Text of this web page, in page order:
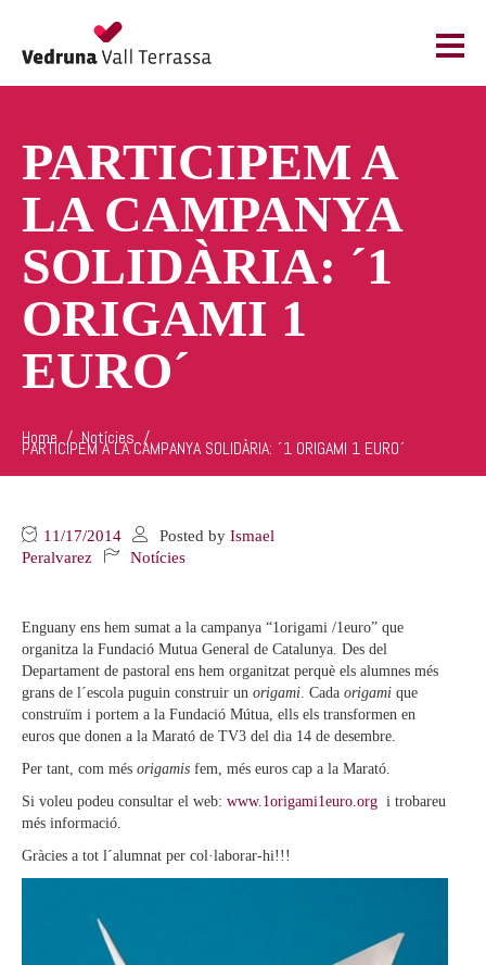
PARTICIPEM A
LA CAMPANYA
SOLIDÀRIA: ´1
ORIGAMI 1
EURO´
Home Notícies
PARTICIPEM A LA CAMPANYA SOLIDÀRIA: ´1 ORIGAMI 1 EURO´
11/17/2014 Posted by Ismael
Peralvarez
Notícies
Enguany ens hem sumat a la campanya “1origami /1euro” que
organitza la Fundació Mutua General de Catalunya. Des del
Departament de pastoral ens hem organitzat perquè els alumnes més
grans de l´escola puguin construir un origami. Cada origami que
construïm i portem a la Fundació Mútua, ells els transformen en
euros que donen a la Marató de TV3 del dia 14 de desembre.
Per tant, com més origamis fem, més euros cap a la Marató.
Si voleu podeu consultar el web: www.1origami1euro.org i trobareu
més informació.
Gràcies a tot l´alumnat per col·laborar-hi!!!